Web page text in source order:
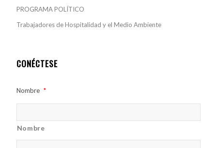
PROGRAMA POLÍTICO
Trabajadores de Hospitalidad y el Medio Ambiente
CONÉCTESE
Nombre *
Nombre